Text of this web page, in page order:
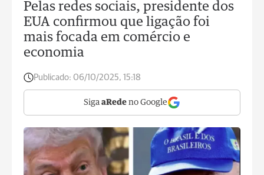
Pelas redes sociais, presidente dos
EUA confirmou que ligação foi
mais focada em comércio e
economia
Publicado: 06/10/2025, 15:18
Siga aRede no Google